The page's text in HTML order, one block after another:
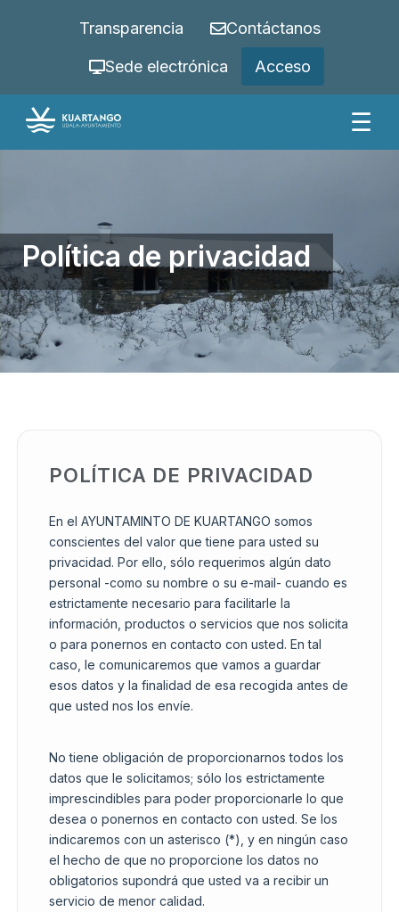
Transparencia Contáctanos
Sede electrónica Acceso
☰
Política de privacidad
POLÍTICA DE PRIVACIDAD
En el AYUNTAMINTO DE KUARTANGO somos
conscientes del valor que tiene para usted su
privacidad. Por ello, sólo requerimos algún dato
personal -como su nombre o su e-mail- cuando es
estrictamente necesario para facilitarle la
información, productos o servicios que nos solicita
o para ponernos en contacto con usted. En tal
caso, le comunicaremos que vamos a guardar
esos datos y la finalidad de esa recogida antes de
que usted nos los envíe.
No tiene obligación de proporcionarnos todos los
datos que le solicitamos; sólo los estrictamente
imprescindibles para poder proporcionarle lo que
desea o ponernos en contacto con usted. Se los
indicaremos con un asterisco (*), y en ningún caso
el hecho de que no proporcione los datos no
obligatorios supondrá que usted va a recibir un
servicio de menor calidad.